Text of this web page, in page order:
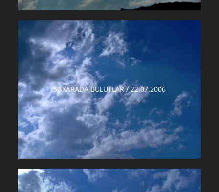
SAXARADA BULUTLAR / 22.07.2006